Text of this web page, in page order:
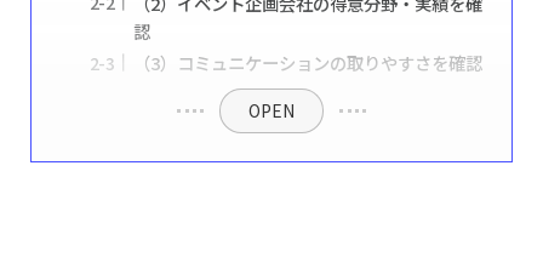
認
（3）コミュニケーションの取りやすさを確認
OPEN